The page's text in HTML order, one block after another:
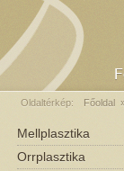
Mellplasztika
Orrplasztika
Oldaltérkép: Főoldal